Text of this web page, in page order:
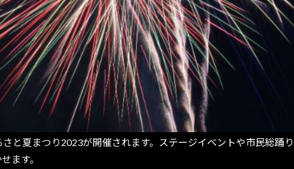
と夏まつり2023が開催されます。ステージイベントや市民総踊
ます。